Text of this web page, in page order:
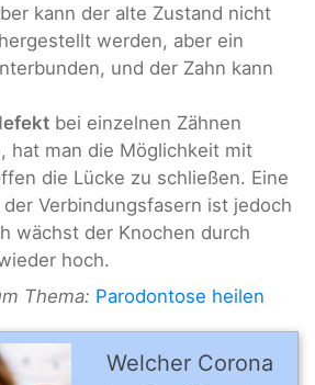
kann der alte Zustand nicht
werden, aber ein
und der Zahn kann
bei einzelnen Zähnen
hat man die Möglichkeit mit
die Lücke zu schließen. Eine
Verbindungsfasern ist jedoch
wächst der Knochen durch
hoch.
Thema: Parodontose heilen
Welcher Corona